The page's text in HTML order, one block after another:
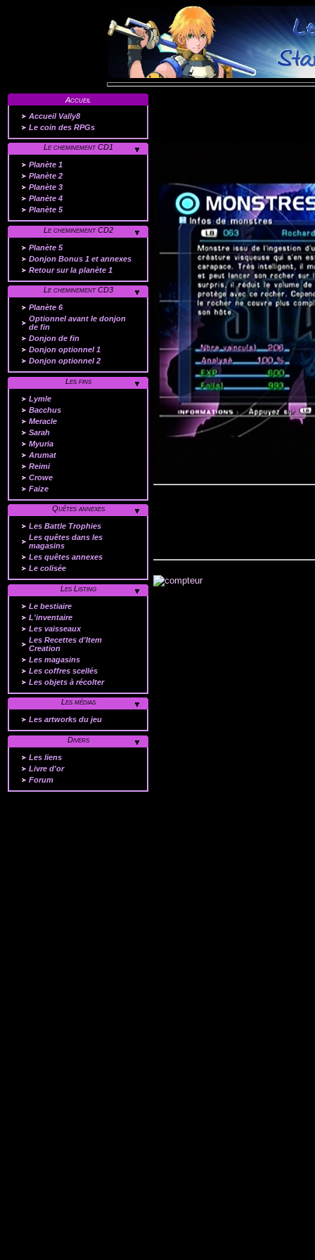
Accueil
Accueil Vally8
Le coin des RPGs
Le cheminement CD1
Planète 1
Planète 2
Planète 3
Planète 4
Planète 5
Le cheminement CD2
Planète 5
Donjon Bonus 1 et annexes
Retour sur la planète 1
Le cheminement CD3
Planète 6
Optionnel avant le donjon
de fin
Donjon de fin
Donjon optionnel 1
Donjon optionnel 2
Les fins
Lymle
Bacchus
Meracle
Sarah
Myuria
Arumat
Reimi
Crowe
Faize
Quêtes annexes
Les Battle Trophies
Les quêtes dans les
magasins
Les quêtes annexes
Le colisée
Les Listing
Le bestiaire
L'inventaire
Les vaisseaux
Les Recettes d'Item
Creation
Les magasins
Les coffres scellés
Les objets à récolter
Les médias
Les artworks du jeu
Divers
Les liens
Livre d'or
Forum